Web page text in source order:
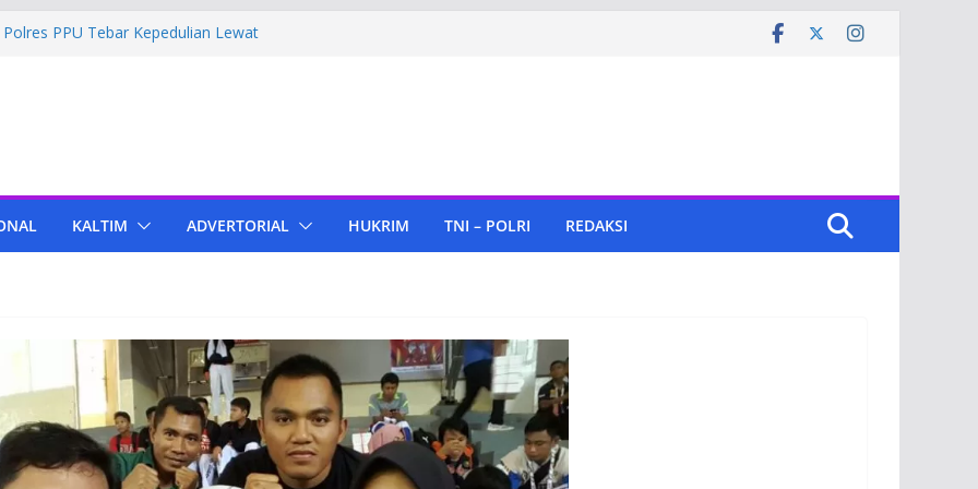
PPU Tebar Kepedulian Lewat
Cepu
Tenant di KIPP Karena Jual Air Mineral
Kaltim, Bupati PPU Dukung
Lampu, Polres PPU Ringkus Pria
Waru
KALTIM ADVERTORIAL HUKRIM TNI – POLRI REDAKSI